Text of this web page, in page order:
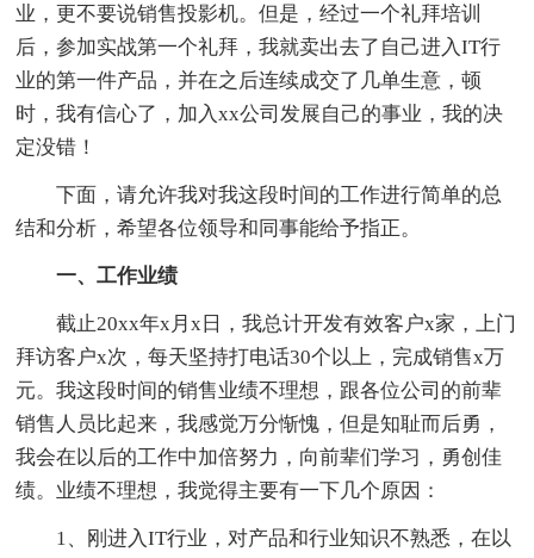
业，更不要说销售投影机。但是，经过一个礼拜培训
后，参加实战第一个礼拜，我就卖出去了自己进入IT行
业的第一件产品，并在之后连续成交了几单生意，顿
时，我有信心了，加入xx公司发展自己的事业，我的决
定没错！
下面，请允许我对我这段时间的工作进行简单的总
结和分析，希望各位领导和同事能给予指正。
一、工作业绩
截止20xx年x月x日，我总计开发有效客户x家，上门
拜访客户x次，每天坚持打电话30个以上，完成销售x万
元。我这段时间的销售业绩不理想，跟各位公司的前辈
销售人员比起来，我感觉万分惭愧，但是知耻而后勇，
我会在以后的工作中加倍努力，向前辈们学习，勇创佳
绩。业绩不理想，我觉得主要有一下几个原因：
1、刚进入IT行业，对产品和行业知识不熟悉，在以